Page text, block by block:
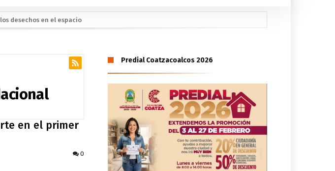
la Liga MX
economía local en el mercado Cuauhtémoc
apoyos derivados de las audiencias ciudadanas
en el primer
0
Predial Coatzacoalcos 2026